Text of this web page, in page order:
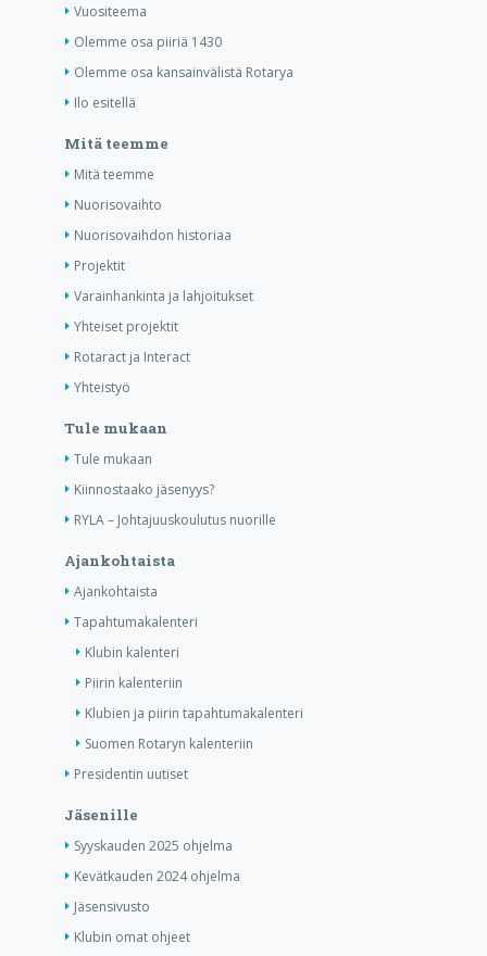
Vuositeema
Olemme osa piiriä 1430
Olemme osa kansainvälistä Rotarya
Ilo esitellä
Mitä teemme
Mitä teemme
Nuorisovaihto
Nuorisovaihdon historiaa
Projektit
Varainhankinta ja lahjoitukset
Yhteiset projektit
Rotaract ja Interact
Yhteistyö
Tule mukaan
Tule mukaan
Kiinnostaako jäsenyys?
RYLA – Johtajuuskoulutus nuorille
Ajankohtaista
Ajankohtaista
Tapahtumakalenteri
Klubin kalenteri
Piirin kalenteriin
Klubien ja piirin tapahtumakalenteri
Suomen Rotaryn kalenteriin
Presidentin uutiset
Jäsenille
Syyskauden 2025 ohjelma
Kevätkauden 2024 ohjelma
Jäsensivusto
Klubin omat ohjeet